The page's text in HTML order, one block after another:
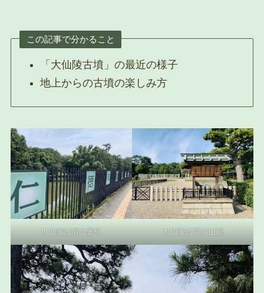
この記事で分かること
「大仙陵古墳」の最近の様子
地上からの古墳の楽しみ方
大仙陵古墳の裏側 大仙陵古墳の正面